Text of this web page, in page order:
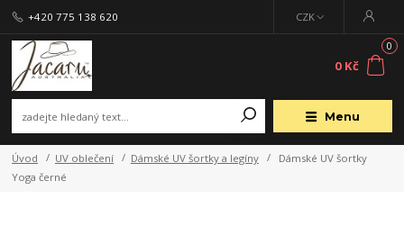
Menu
CZK
+420 775 138 620
0
0 Kč
Úvod UV oblečení Dámské UV šortky a legíny
Dámské UV šortky
Yoga černé